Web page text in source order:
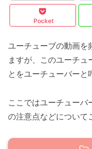
Pocket
ユーチューブの動画を
ますが、このユーチュ
とをユーチューバーと
ここではユーチューバ
の注意点などについて